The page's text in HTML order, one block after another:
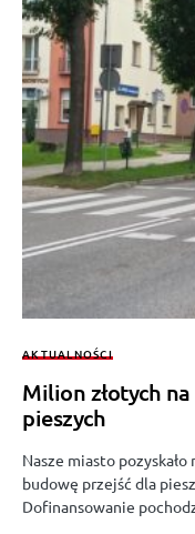
AKTUALNOŚCI
Milion złotych
pieszych
Nasze miasto
budowę przejść dla
Dofinansowanie